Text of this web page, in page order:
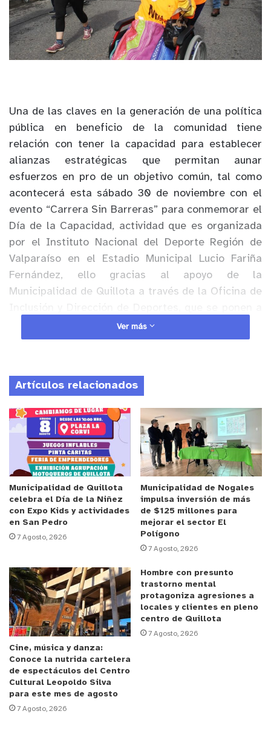
Una de las claves en la generación de una política
pública en beneficio de la comunidad tiene
relación con tener la capacidad para establecer
alianzas estratégicas que permitan aunar
esfuerzos en pro de un objetivo común, tal como
acontecerá esta sábado 30 de noviembre con el
evento “Carrera Sin Barreras” para conmemorar el
Día de la Capacidad, actividad que es organizada
por el Instituto Nacional del Deporte Región de
Valparaíso en el Estadio Municipal Lucio Fariña
Fernández, ello gracias al apoyo de la
Municipalidad de Quillota a través de la Oficina de
disposición para incentivar el buen vivir entre
estas personas.
Deporte de Participación Social dependiente del
Instituto Nacional del Deporte Región de
Valparaíso, quienes llevarán a cabo una serie de
actividades en el Estadio Municipal Lucio Fariña
Fernández Quillota para conmemorar Día
Internacional de la Discapacidad, planificando
para ello diversas sorpresas para todos quienes
lleguen al principal recinto de la comuna, contando
con el apoyo de la Dirección de Deportes y la
Oficina Municipal de Inclusión, quienes
colaborarán con algunas estaciones para los
presentes, con lo que se refuerza la idea que
trabajando colaborativamente es posible
conseguir grandes objetivos para todos.
Anuncio Patrocinado
La invitación es desde las 09:30 horas de este
sábado 30 de noviembre y podrán participar
damas y varones desde los 6 a 17 años, por lo que
la intención es que puedan llegar las familias
Ver más
Artículos relacionados
Municipalidad de Quillota
celebra el Día de la Niñez
con Expo Kids y actividades
en San Pedro
7 Agosto, 2026
Municipalidad de Nogales
impulsa inversión de más
de $125 millones para
mejorar el sector El
Polígono
7 Agosto, 2026
Cine, música y danza:
Conoce la nutrida cartelera
de espectáculos del Centro
Cultural Leopoldo Silva
para este mes de agosto
7 Agosto, 2026
Hombre con presunto
trastorno mental
protagoniza agresiones a
locales y clientes en pleno
centro de Quillota
7 Agosto, 2026